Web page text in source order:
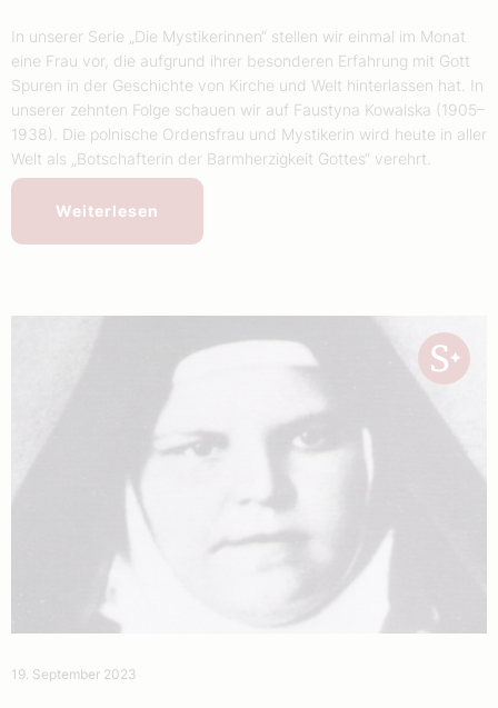
In unserer Serie „Die Mystikerinnen“ stellen wir einmal im Monat
eine Frau vor, die aufgrund ihrer besonderen Erfahrung mit Gott
Spuren in der Geschichte von Kirche und Welt hinterlassen hat. In
unserer zehnten Folge schauen wir auf Faustyna Kowalska (1905–
1938). Die polnische Ordensfrau und Mystikerin wird heute in aller
Welt als „Botschafterin der Barmherzigkeit Gottes“ verehrt.
Weiterlesen
19. September 2023